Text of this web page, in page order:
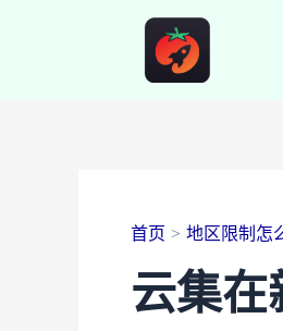
首页 地区限制怎
云集在